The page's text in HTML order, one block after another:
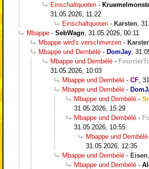
Einschaltquoten -
31.05.2026, 11:22
Einschaltquoten - Karsten
Mbappe - SebWagn 31.05.2026, 00:11
Mbappe wird's verschmerzen -
Mbappe und Dembélé - DomJay
Mbappe und Dembélé -
31.05.2026, 10:03
Mbappe und Dembélé - CF
Mbappe und Dembélé -
Mbappe und Dembélé -
31.05.2026, 15:29
Mbappe und Dembélé -
31.05.2026, 10:55
Mbappe und Dembélé
31.05.2026, 12:35
Mbappe und Dembélé - Eisen
Mbappe und Dembélé -